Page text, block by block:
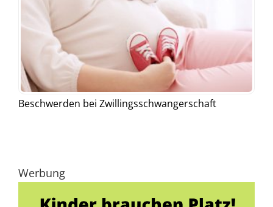
Beschwerden bei Zwillingsschwangerschaft
Werbung